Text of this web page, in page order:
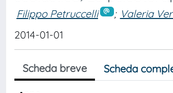
Filippo Petruccelli ; Valeria
2014-01-01
Scheda breve Scheda